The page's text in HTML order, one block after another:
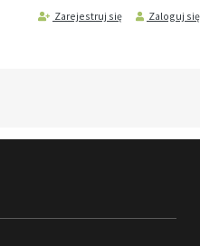
Zarejestruj się Zaloguj się